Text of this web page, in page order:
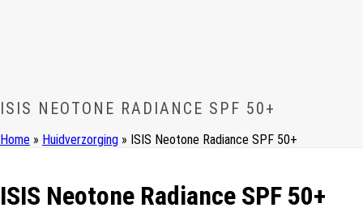
ISIS NEOTONE RADIANCE SPF 50+
Home » Huidverzorging » ISIS Neotone Radiance SPF 50+
ISIS Neotone Radiance SPF 50+